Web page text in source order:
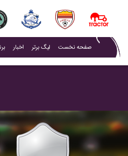
صفحه نخست لیگ برتر اخبار(current)